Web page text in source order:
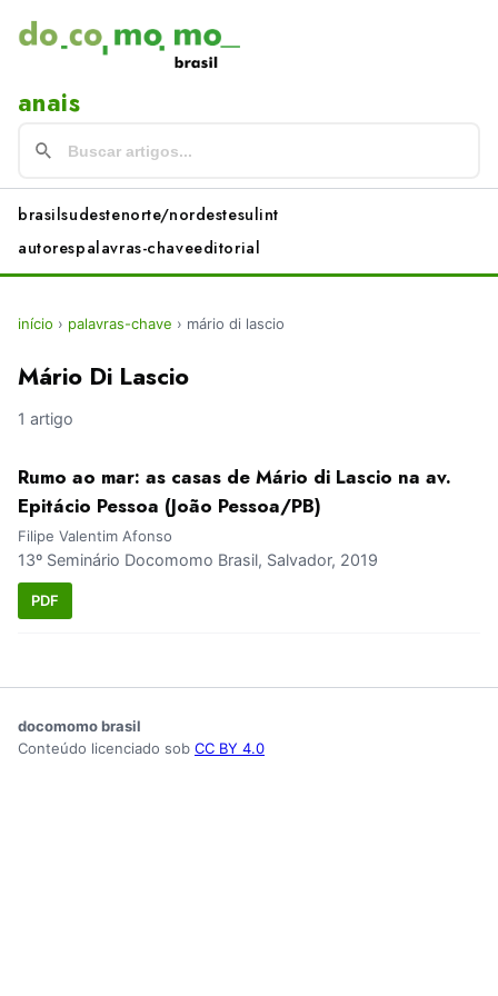
anais
brasilsudestenorte/nordestesulint
autorespalavras-chaveeditorial
início › palavras-chave › mário di lascio
Mário Di Lascio
1 artigo
Rumo ao mar: as casas de Mário di Lascio na av.
Epitácio Pessoa (João Pessoa/PB)
Filipe Valentim Afonso
13º Seminário Docomomo Brasil, Salvador, 2019
PDF
docomomo brasil
Conteúdo licenciado sob CC BY 4.0